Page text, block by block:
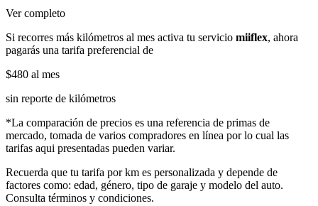
Ver completo
Si recorres más kilómetros al mes activa tu servicio miiflex, ahora
pagarás una tarifa preferencial de
$480 al mes
sin reporte de kilómetros
*La comparación de precios es una referencia de primas de
mercado, tomada de varios compradores en línea por lo cual las
tarifas aqui presentadas pueden variar.
Recuerda que tu tarifa por km es personalizada y depende de
factores como: edad, género, tipo de garaje y modelo del auto.
Consulta términos y condiciones.